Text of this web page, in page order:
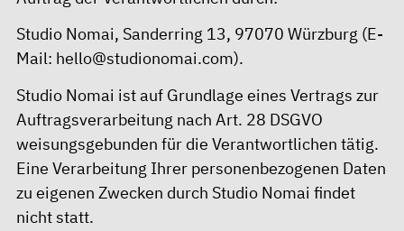
Studio Nomai, Sanderring 13, 97070 Würzburg (E-
Mail: hello@studionomai.com).
Studio Nomai ist auf Grundlage eines Vertrags zur
Auftragsverarbeitung nach Art. 28 DSGVO
weisungsgebunden für die Verantwortlichen tätig.
Eine Verarbeitung Ihrer personenbezogenen Daten
zu eigenen Zwecken durch Studio Nomai findet
nicht statt.